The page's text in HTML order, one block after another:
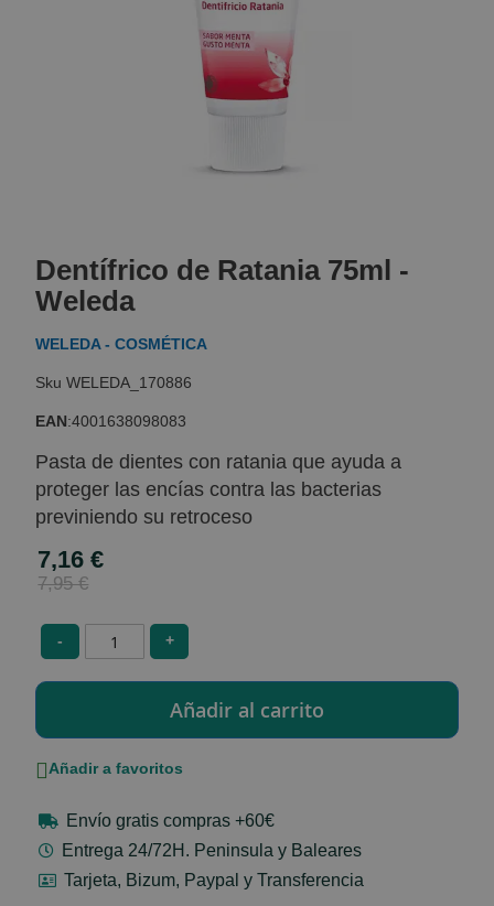
the
beginning
of
the
gallery
Dentífrico de Ratania 75ml -
Weleda
WELEDA - COSMÉTICA
WELEDA_170886
EAN:4001638098083
Pasta de dientes con ratania que ayuda a
proteger las encías contra las bacterias
previniendo su retroceso
Special
Price
7,16 €
7,95 €
- +
Añadir a favoritos
Envío gratis compras +60€
Entrega 24/72H. Peninsula y Baleares
Tarjeta, Bizum, Paypal y Transferencia